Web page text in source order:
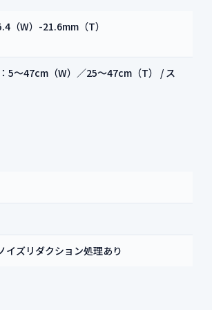
（W）-21.6mm（T）
5～47cm（W）／25～47cm（T） / ス
イズリダクション処理あり